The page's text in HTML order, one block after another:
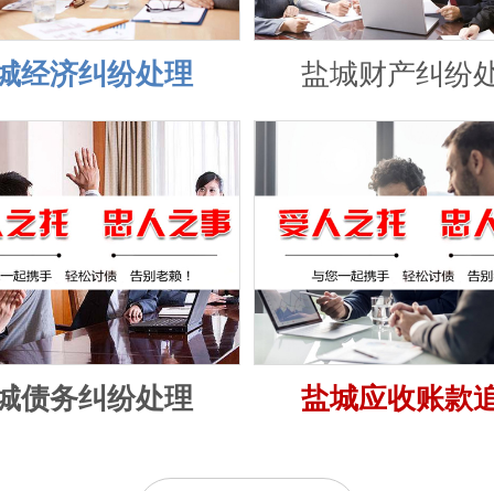
经济纠纷处理 盐城财产纠纷
债务纠纷处理 盐城应收账款